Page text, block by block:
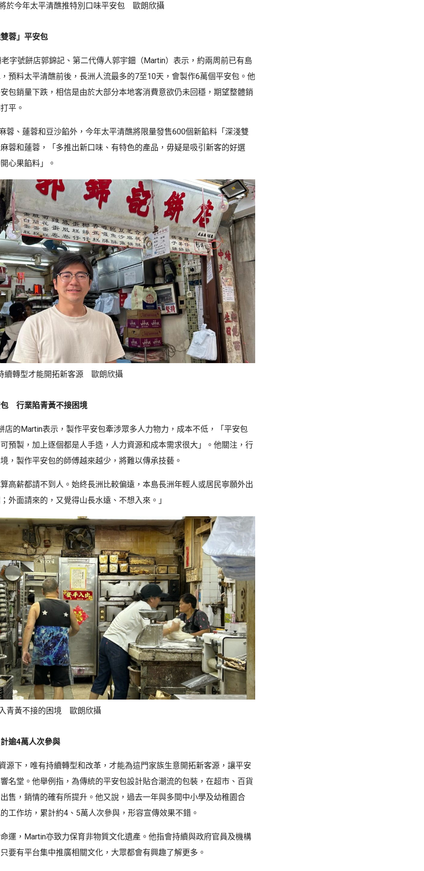
於今年太平清醮推特別口味平安包 歐朗欣攝
蓉」平安包
字號餅店郭錦記、第二代傳人郭宇鈿（Martin）表示，約兩周前已有島
預料太平清醮前後，長洲人流最多的7至10天，會製作6萬個平安包。他
包銷量下跌，相信是由於大部分本地客消費意欲仍未回穩，期望整體銷
平。
蓉、蓮蓉和豆沙餡外，今年太平清醮將限量發售600個新餡料「深淺雙
蓉和蓮蓉，「多推出新口味、有特色的產品，毋疑是吸引新客的好選
心果餡料」。
續轉型才能開拓新客源 歐朗欣攝
行業陷青黃不接困境
店的Martin表示，製作平安包牽涉眾多人力物力，成本不低，「平安包
預製，加上逐個都是人手造，人力資源和成本需求很大」。他關注，行
，製作平安包的師傅越來越少，將難以傳承技藝。
算高薪都請不到人。始終長洲比較偏遠，本島長洲年輕人或居民寧願外出
外面請來的，又覺得山長水遠、不想入來。」
青黃不接的困境 歐朗欣攝
逾4萬人次參與
源下，唯有持續轉型和改革，才能為這門家族生意開拓新客源，讓平安
名堂。他舉例指，為傳統的平安包設計貼合潮流的包裝，在超市、百貨
售，銷情的確有所提升。他又說，過去一年與多間中小學及幼稚園合
工作坊，累計約4、5萬人次參與，形容宣傳效果不錯。
運，Martin亦致力保育非物質文化遺產。他指會持續與政府官員及機構
要有平台集中推廣相關文化，大眾都會有興趣了解更多。